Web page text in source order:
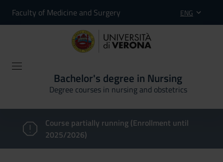
Faculty of Medicine and Surgery ENG
Bachelor's degree in Nursing
Degree courses in nursing and obstetrics
Course partially running (Enrollment until
2025/2026)